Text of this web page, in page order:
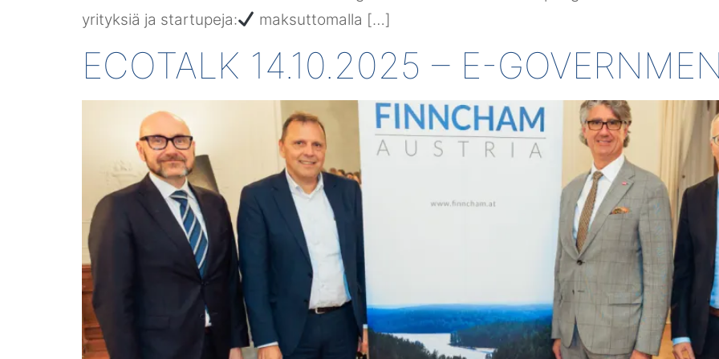
yrityksiä ja startupeja:
maksuttomalla […]
ECOTALK 14.10.2025 – E-